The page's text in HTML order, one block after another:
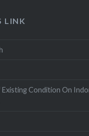
LINK
Existing Condition On